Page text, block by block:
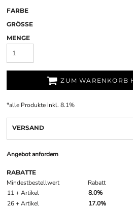
FARBE
GRÖSSE
MENGE
ZUM WARENKORB
*alle Produkte inkl. 8.1%
VERSAND
Angebot anfordern
RABATTE
Mindestbestellwert
Rabatt
11 + Artikel
8.0%
26 + Artikel
17.0%